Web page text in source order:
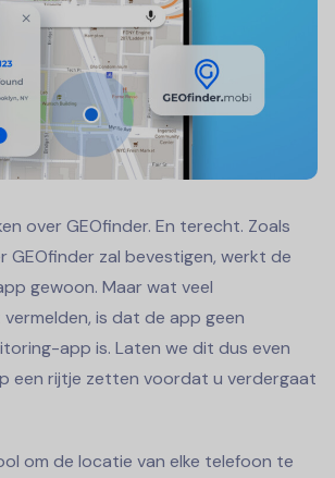
over GEOfinder. En terecht. Zoals
GEOfinder zal bevestigen, werkt de
gewoon. Maar wat veel
is dat de app geen
app is. Laten we dit dus even
een rijtje zetten voordat u verdergaat
om de locatie van elke telefoon te